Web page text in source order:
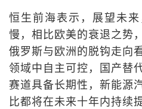
恒生前海表示，展望未
慢，相比欧美的衰退之势
俄罗斯与欧洲的脱钩走向
领域中自主可控，国产替
赛道具备长期性，新能源
比都将在未来十年内持续